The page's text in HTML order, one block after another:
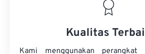
Kualitas
Kami menggunakan perangkat